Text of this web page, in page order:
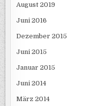
August 2019
Juni 2016
Dezember 2015
Juni 2015
Januar 2015
Juni 2014
März 2014